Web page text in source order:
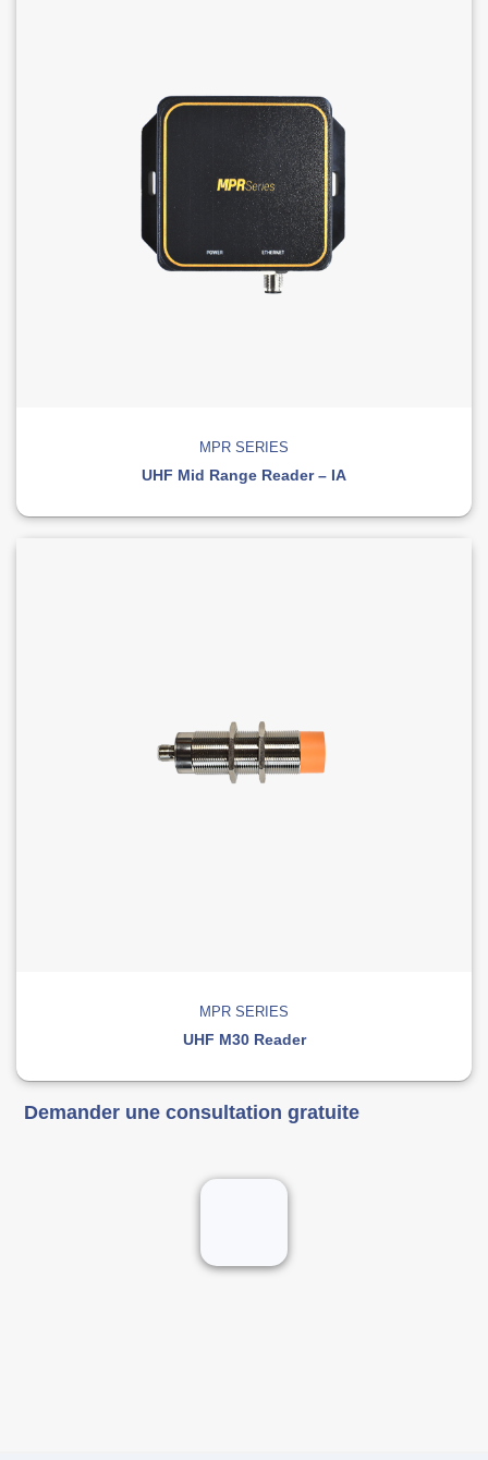
MPR SERIES
UHF Mid Range Reader – IA
MPR SERIES
UHF M30 Reader
Demander une consultation gratuite